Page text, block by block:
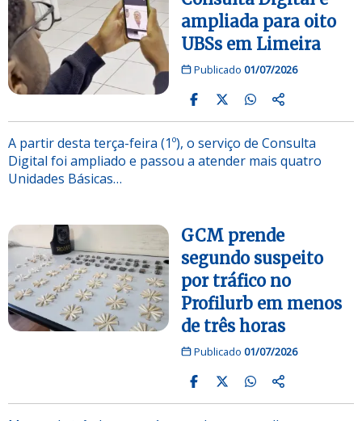
ampliada para oito
UBSs em Limeira
Publicado 01/07/2026
A partir desta terça-feira (1º), o serviço de Consulta
Digital foi ampliado e passou a atender mais quatro
Unidades Básicas…
GCM prende
segundo suspeito
por tráfico no
Profilurb em menos
de três horas
Publicado 01/07/2026